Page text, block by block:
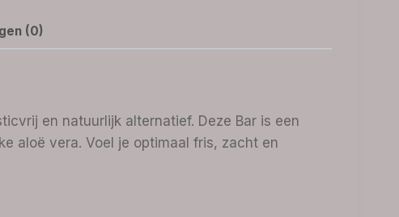
(0)
en natuurlijk alternatief. Deze Bar is een
aloë vera. Voel je optimaal fris, zacht en